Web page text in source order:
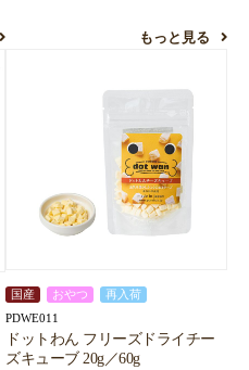
もっと見る
国産 おやつ 再入荷
PDWE011
ドットわん フリーズドライチー
ズキューブ 20g／60g
カートへ進む